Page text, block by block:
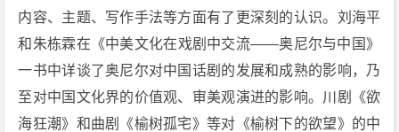
内容、主题、写作手法等方面有了更深刻的认识。刘海平
和朱栋霖在《中美文化在戏剧中交流——奥尼尔与中国》
一书中详谈了奥尼尔对中国话剧的发展和成熟的影响，乃
至对中国文化界的价值观、审美观演进的影响。川剧《欲
海狂潮》和曲剧《榆树孤宅》等对《榆树下的欲望》的中